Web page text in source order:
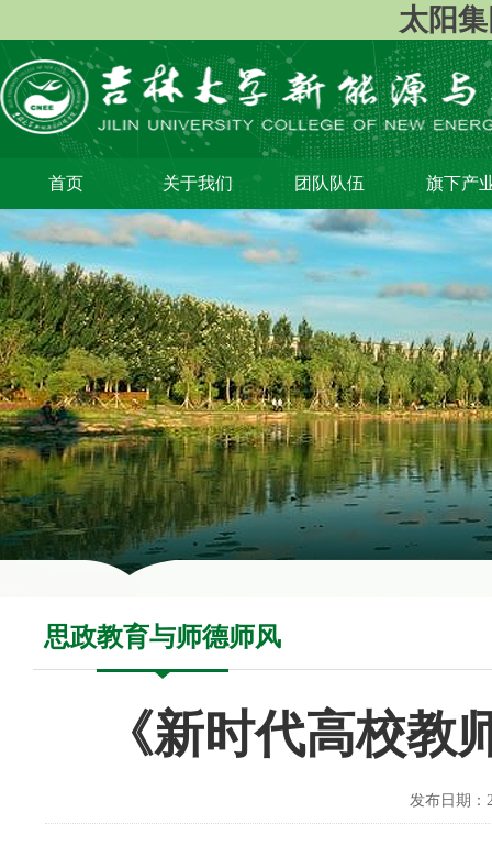
太阳
首页 关于我们 团队队伍 旗下产
思政教育与师德师风
《新时代高校
发布日期：